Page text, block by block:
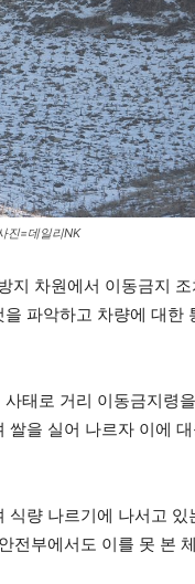
진=데일리NK
지 차원에서 이동금지
파악하고 차량에 대한
태로 거리 이동금지령
을 실어 나르자 이에
량 나르기에 나서고
전부에서도 이를 못 본